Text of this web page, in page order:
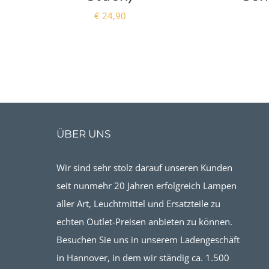
€ 24,90
ÜBER UNS
Wir sind sehr stolz darauf unseren Kunden
seit nunmehr 20 Jahren erfolgreich Lampen
aller Art, Leuchtmittel und Ersatzteile zu
echten Outlet-Preisen anbieten zu können.
Besuchen Sie uns in unserem Ladengeschäft
in Hannover, in dem wir ständig ca. 1.500